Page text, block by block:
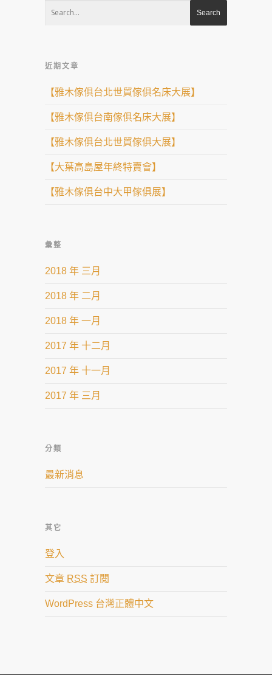
近期文章
【雅木傢俱台北世貿傢俱名床大展】
【雅木傢俱台南傢俱名床大展】
【雅木傢俱台北世貿傢俱大展】
【大葉高島屋年終特賣會】
【雅木傢俱台中大甲傢俱展】
彙整
2018 年 三月
2018 年 二月
2018 年 一月
2017 年 十二月
2017 年 十一月
2017 年 三月
分類
最新消息
其它
登入
文章 RSS 訂閱
WordPress 台灣正體中文